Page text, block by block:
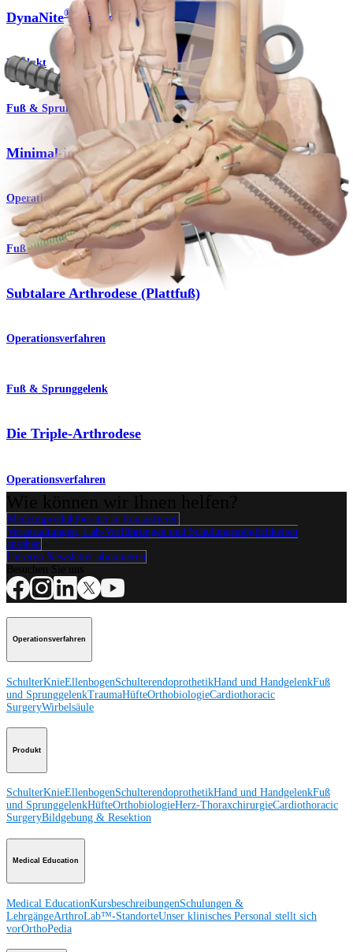
DynaNite® -Nitinol-Kompressionsplatten
Produkt
Fuß & Sprunggelenk
Minimal-invasive Chirurgie
Operationsverfahren
Fuß & Sprunggelenk
Subtalare Arthrodese (Plattfuß)
Operationsverfahren
Fuß & Sprunggelenk
Die Triple-Arthrodese
Operationsverfahren
Medizinproduktberater:in kontaktieren
Veranstaltungen, Lab-Vorführungen und Schulungsmöglichkeiten
ansehen
Unseren Newsletter abonnieren
Operationsverfahren
SchulterKnieEllenbogenSchulterendoprothetikHand und HandgelenkFuß
und SprunggelenkTraumaHüfteOrthobiologieCardiothoracic
SurgeryWirbelsäule
Produkt
SchulterKnieEllenbogenSchulterendoprothetikHand und HandgelenkFuß
und SprunggelenkHüfteOrthobiologieHerz-ThoraxchirurgieCardiothoracic
SurgeryBildgebung & Resektion
Medical Education
Medical EducationKursbeschreibungenSchulungen &
LehrgängeArthroLab™-StandorteUnser klinisches Personal stellt sich
vorOrthoPedia